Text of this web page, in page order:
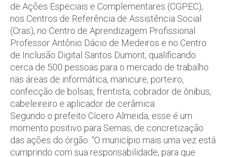
de Ações Especiais e Complementares (CGPEC),
nos Centros de Referência de Assistência Social
(Cras), no Centro de Aprendizagem Profissional
Professor Antônio Dácio de Medeiros e no Centro
de Inclusão Digital Santos Dumont, qualificando
cerca de 500 pessoas para o mercado de trabalho
nas áreas de informática, manicure, porteiro,
confecção de bolsas, frentista, cobrador de ônibus,
cabeleireiro e aplicador de cerâmica.
Segundo o prefeito Cícero Almeida, esse é um
momento positivo para Semas, de concretização
das ações do órgão. “O município mais uma vez está
cumprindo com sua responsabilidade, para que